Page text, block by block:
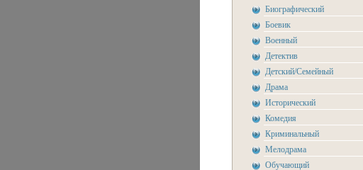
Биографический
Боевик
Военный
Детектив
Детский/Семейный
Драма
Исторический
Комедия
Криминальный
Мелодрама
Обучающий